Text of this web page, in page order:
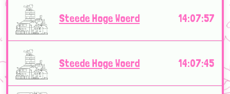
Steede Hoge Woerd 14:07:57
Steede Hoge Woerd 14:07:45